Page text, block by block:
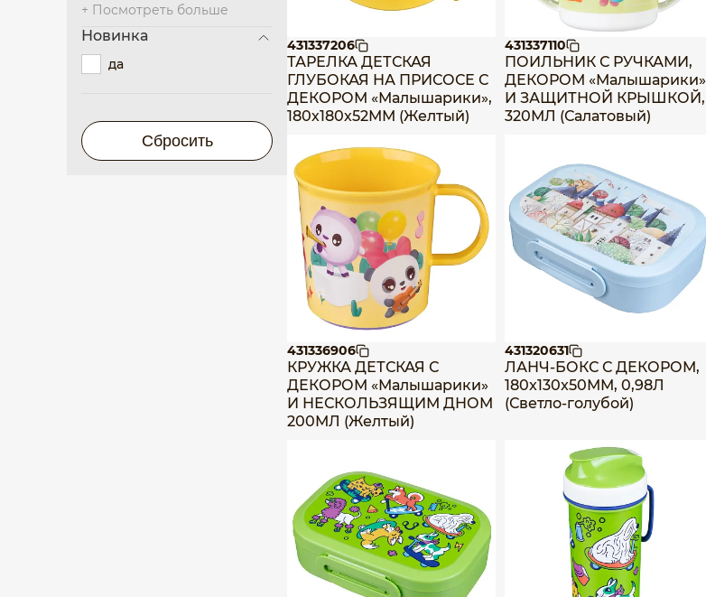
+ Посмотреть больше
Новинка
да
431337206
ТАРЕЛКА ДЕТСКАЯ
ГЛУБОКАЯ НА ПРИСОСЕ С
ДЕКОРОМ «Малышарики»,
180х180х52ММ (Желтый)
431337110
ПОИЛЬНИК С РУЧКАМИ,
ДЕКОРОМ «Малышарики»
И ЗАЩИТНОЙ КРЫШКОЙ,
320МЛ (Салатовый)
431336906
КРУЖКА ДЕТСКАЯ С
ДЕКОРОМ «Малышарики»
И НЕСКОЛЬЗЯЩИМ ДНОМ
200МЛ (Желтый)
431320631
ЛАНЧ-БОКС С ДЕКОРОМ,
180x130x50ММ, 0,98Л
(Светло-голубой)